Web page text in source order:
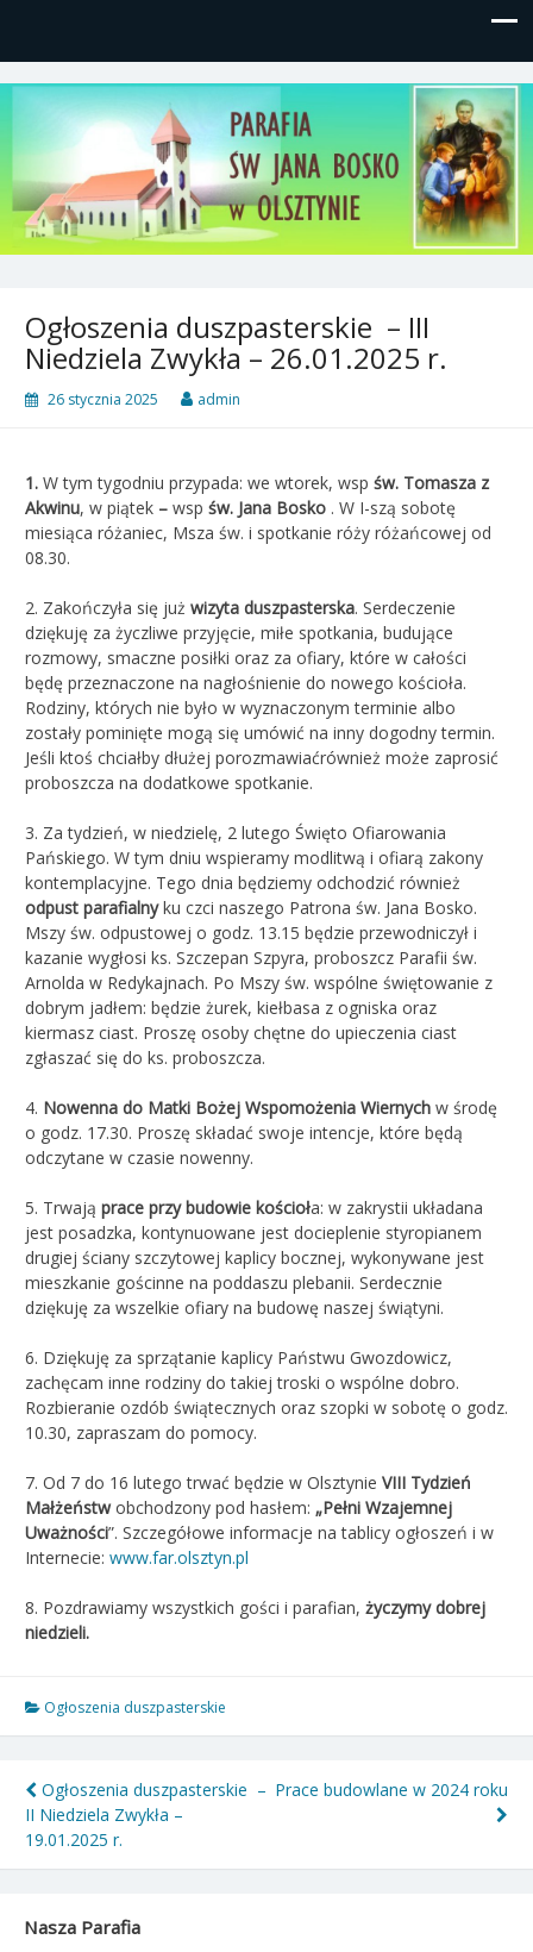
Parafia św, Jana Bosko w
Olsztynie
Gutkowo, ul. Żółkiewskiego 1
Ogłoszenia duszpasterskie – III
Niedziela Zwykła – 26.01.2025 r.
26 stycznia 2025 admin
1. W tym tygodniu przypada: we wtorek, wsp św. Tomasza z
Akwinu, w piątek – wsp św. Jana Bosko . W I-szą sobotę
miesiąca różaniec, Msza św. i spotkanie róży różańcowej od
08.30.
2. Zakończyła się już wizyta duszpasterska. Serdeczenie
dziękuję za życzliwe przyjęcie, miłe spotkania, budujące
rozmowy, smaczne posiłki oraz za ofiary, które w całości
będę przeznaczone na nagłośnienie do nowego kościoła.
Rodziny, których nie było w wyznaczonym terminie albo
zostały pominięte mogą się umówić na inny dogodny termin.
Jeśli ktoś chciałby dłużej porozmawiaćrównież może zaprosić
proboszcza na dodatkowe spotkanie.
3. Za tydzień, w niedzielę, 2 lutego Święto Ofiarowania
Pańskiego. W tym dniu wspieramy modlitwą i ofiarą zakony
kontemplacyjne. Tego dnia będziemy odchodzić również
odpust parafialnyku czci naszego Patrona św. Jana Bosko.
Mszy św. odpustowej o godz. 13.15 będzie przewodniczył i
kazanie wygłosi ks. Szczepan Szpyra, proboszcz Parafii św.
Arnolda w Redykajnach. Po Mszy św. wspólne świętowanie z
dobrym jadłem: będzie żurek, kiełbasa z ogniska oraz
kiermasz ciast. Proszę osoby chętne do upieczenia ciast
zgłaszać się do ks. proboszcza.
4. Nowenna do Matki Bożej Wspomożenia Wiernych w środę
o godz. 17.30. Proszę składać swoje intencje, które będą
odczytane w czasie nowenny.
5. Trwają prace przy budowie kościoła: w zakrystii układana
jest posadzka, kontynuowane jest docieplenie styropianem
drugiej ściany szczytowej kaplicy bocznej, wykonywane jest
mieszkanie gościnne na poddaszu plebanii. Serdecznie
dziękuję za wszelkie ofiary na budowę naszej świątyni.
6. Dziękuję za sprzątanie kaplicy Państwu Gwozdowicz,
zachęcam inne rodziny do takiej troski o wspólne dobro.
Rozbieranie ozdób świątecznych oraz szopki w sobotę o godz.
10.30, zapraszam do pomocy.
7. Od 7 do 16 lutego trwać będzie w Olsztynie VIII Tydzień
Małżeństwobchodzony pod hasłem: „Pełni Wzajemnej
Uważności”. Szczegółowe informacje na tablicy ogłoszeń i w
Internecie: www.far.olsztyn.pl
8. Pozdrawiamy wszystkich gości i parafian, życzymy dobrej
niedzieli.
Ogłoszenia duszpasterskie
Nawigacja
wpisu
Ogłoszenia duszpasterskie –
II Niedziela Zwykła –
19.01.2025 r.
Prace budowlane w 2024 roku
Nasza Parafia